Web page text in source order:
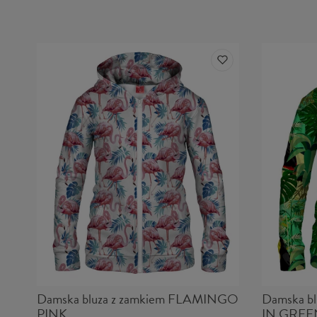
Damska bluza z zamkiem FLAMINGO Damska